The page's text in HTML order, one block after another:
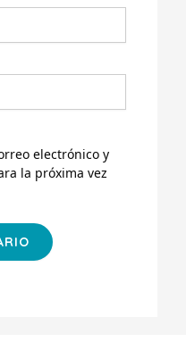
electrónico y
la próxima vez